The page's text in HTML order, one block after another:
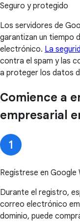
Seguro y protegido
Los servidores de
garantizan un tiempo
electrónico. La
contra el spam y las
a proteger los datos
Comience a
empresarial
Regístrese en Google
Durante el registro,
correo electrónico
dominio, puede